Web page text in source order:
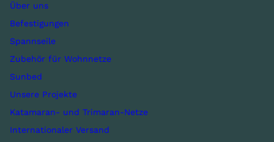
Über uns
Befestigungen
Spannseile
Zubehör für Wohnnetze
Sunbed
Unsere Projekte
Katamaran- und Trimaran-Netze
Internationaler Versand